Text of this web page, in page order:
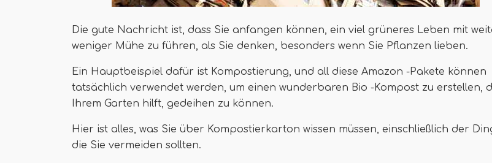
Die gute Nachricht ist, dass Sie anfangen können, ein viel grüneres Leben mit
weniger Mühe zu führen, als Sie denken, besonders wenn Sie Pflanzen lieben.
Ein Hauptbeispiel dafür ist Kompostierung, und all diese Amazon -Pakete können
tatsächlich verwendet werden, um einen wunderbaren Bio -Kompost zu erstellen,
Ihrem Garten hilft, gedeihen zu können.
Hier ist alles, was Sie über Kompostierkarton wissen müssen, einschließlich der
die Sie vermeiden sollten.